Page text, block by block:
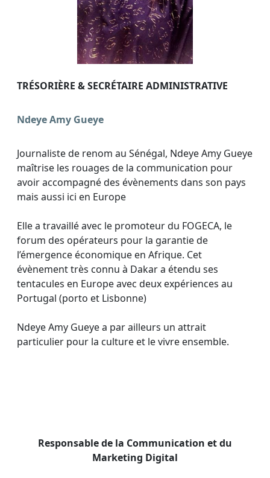
TRÉSORIÈRE &SECRÉTAIRE ADMINISTRATIVE
Ndeye Amy Gueye
Journaliste de renom au Sénégal, Ndeye Amy Gueye
maîtrise les rouages de la communication pour
avoir accompagné des évènements dans son pays
mais aussi ici en Europe
Elle a travaillé avec le promoteur du FOGECA, le
forum des opérateurs pour la garantie de
l’émergence économique en Afrique. Cet
évènement très connu à Dakar a étendu ses
tentacules en Europe avec deux expériences au
Portugal (porto et Lisbonne)
Ndeye Amy Gueye a par ailleurs un attrait
particulier pour la culture et le vivre ensemble.
Responsable de la Communication et du
Marketing Digital